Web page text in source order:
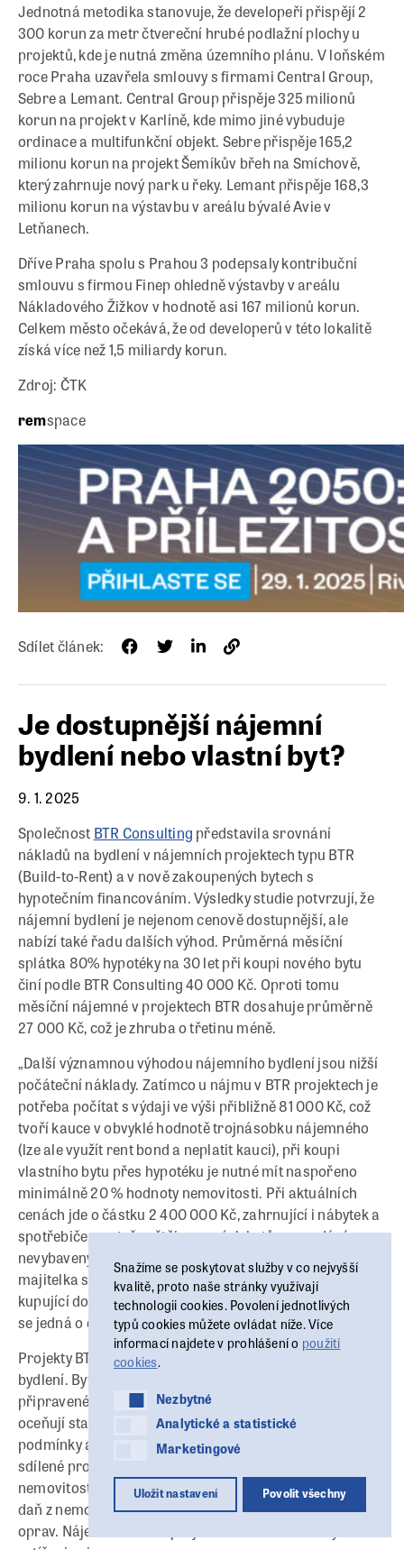
Jednotná metodika stanovuje, že developeři přispějí 2
300 korun za metr čtvereční hrubé podlažní plochy u
projektů, kde je nutná změna územního plánu. V loňském
roce Praha uzavřela smlouvy s firmami Central Group,
Sebre a Lemant. Central Group přispěje 325 milionů
korun na projekt v Karlíně, kde mimo jiné vybuduje
ordinace a multifunkční objekt. Sebre přispěje 165,2
milionu korun na projekt Šemíkův břeh na Smíchově,
který zahrnuje nový park u řeky. Lemant přispěje 168,3
milionu korun na výstavbu v areálu bývalé Avie v
Letňanech.
Dříve Praha spolu s Prahou 3 podepsaly kontribuční
smlouvu s firmou Finep ohledně výstavby v areálu
Nákladového Žižkov v hodnotě asi 167 milionů korun.
Celkem město očekává, že od developerů v této lokalitě
získá více než 1,5 miliardy korun.
Zdroj: ČTK
remspace
Sdílet článek:
Je dostupnější nájemní
bydlení nebo vlastní byt?
9. 1. 2025
Společnost BTR Consulting představila srovnání
nákladů na bydlení v nájemních projektech typu BTR
(Build-to-Rent) a v nově zakoupených bytech s
hypotečním financováním. Výsledky studie potvrzují, že
nájemní bydlení je nejenom cenově dostupnější, ale
nabízí také řadu dalších výhod. Průměrná měsíční
splátka 80% hypotéky na 30 let při koupi nového bytu
činí podle BTR Consulting 40 000 Kč. Oproti tomu
měsíční nájemné v projektech BTR dosahuje průměrně
27 000 Kč, což je zhruba o třetinu méně.
„Další významnou výhodou nájemního bydlení jsou nižší
počáteční náklady. Zatímco u nájmu v BTR projektech je
potřeba počítat s výdaji ve výši přibližně 81 000 Kč, což
tvoří kauce v obvyklé hodnotě trojnásobku nájemného
(lze ale využít rent bond a neplatit kauci), při koupi
vlastního bytu přes hypotéku je nutné mít naspořeno
minimálně 20 % hodnoty nemovitosti. Při aktuálních
cenách jde o částku 2 400 000 Kč, zahrnující i nábytek a
spotřebiče, protože většina nových bytů se prodává
nevybavených,“ uvádí Zuzana Chudoba, zakladatelka a
majitelka společnosti BTR Consulting. Pro mladší
kupující do 36 let je tato hranice snížena na 10 %, přesto
se jedná o částku v milionech korun.
Projekty BTR jsou navrženy výhradně pro nájemní
bydlení. Byty jsou často kompletně vybavené a
připravené k okamžitému nastěhování. Nájemníci
oceňují stabilitu nájemních smluv, transparentní
podmínky a doprovodné služby jako recepce, údržba,
sdílené prostory nebo komunitní aktivity. Majitelé
nemovitostí musí kromě hypotéky platit další výdaje jako
daň z nemovitosti, pojištění nebo příspěvky do fondu
oprav. Nájemníci v BTR projektech těmito náklady
Snažíme se poskytovat služby v co nejvyšší
kvalitě, proto naše stránky využívají
technologii cookies. Povolení jednotlivých
typů cookies můžete ovládat níže. Více
informací najdete v prohlášení o použití
cookies.
NezbytnéNezbytné
Analytické a statistické
Analytické a statistické
Marketingové
Marketingové
Uložit nastavení Povolit všechny